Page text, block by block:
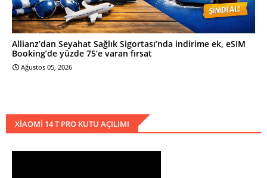
Allianz’dan Seyahat Sağlık Sigortası’nda indirime ek, eSIM
Booking’de yüzde 75’e varan fırsat
Ağustos 05, 2026
XIAOMI 14 T PRO KUTU AÇILIMI